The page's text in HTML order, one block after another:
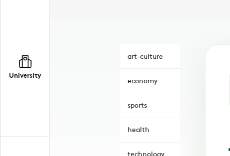
University
art-culture
economy
sports
health
technology